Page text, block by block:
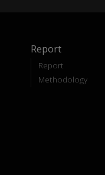
Report
Report
Methodology